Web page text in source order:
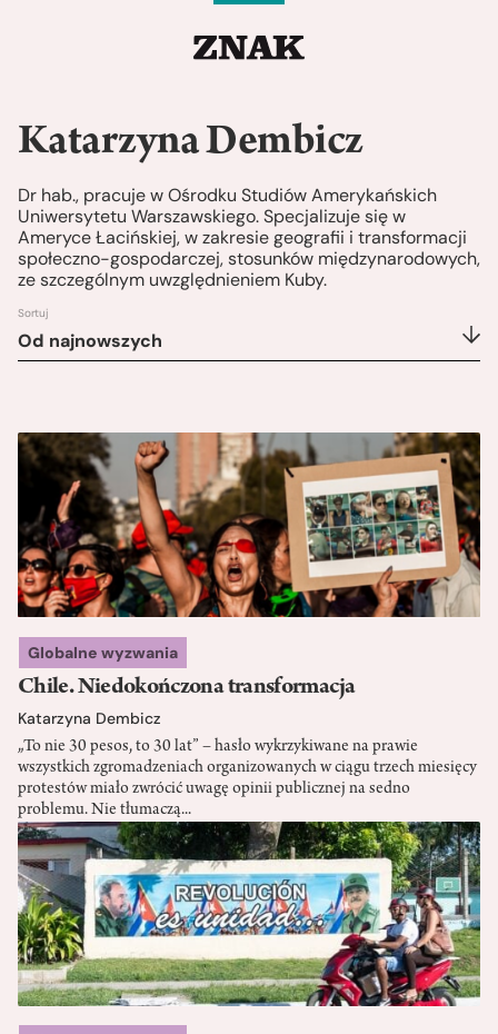
Katarzyna Dembicz
Dr hab., pracuje w Ośrodku Studiów Amerykańskich
Uniwersytetu Warszawskiego. Specjalizuje się w
Ameryce Łacińskiej, w zakresie geografii i transformacji
społeczno-gospodarczej, stosunków międzynarodowych,
ze szczególnym uwzględnieniem Kuby.
Sortuj
Od najnowszych
Globalne wyzwania
Chile. Niedokończona transformacja
Katarzyna Dembicz
„To nie 30 pesos, to 30 lat” – hasło wykrzykiwane na prawie
wszystkich zgromadzeniach organizowanych w ciągu trzech miesięcy
protestów miało zwrócić uwagę opinii publicznej na sedno
problemu. Nie tłumaczą...